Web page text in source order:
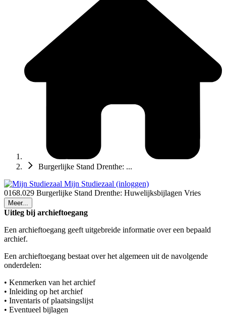
Burgerlijke Stand Drenthe: ...
Mijn Studiezaal (inloggen)
0168.029 Burgerlijke Stand Drenthe: Huwelijksbijlagen Vries
Meer...
Uitleg bij archieftoegang
Een archieftoegang geeft uitgebreide informatie over een bepaald
archief.
Een archieftoegang bestaat over het algemeen uit de navolgende
onderdelen:
• Kenmerken van het archief
• Inleiding op het archief
• Inventaris of plaatsingslijst
• Eventueel bijlagen